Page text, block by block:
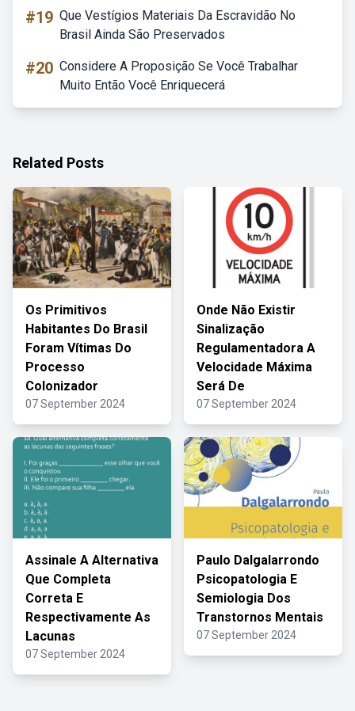
#19 Que Vestígios Materiais Da Escravidão No
Brasil Ainda São Preservados
#20 Considere A Proposição Se Você Trabalhar
Muito Então Você Enriquecerá
Related Posts
Os Primitivos
Habitantes Do Brasil
Foram Vítimas Do
Processo
Colonizador
07 September 2024
Onde Não Existir
Sinalização
Regulamentadora A
Velocidade Máxima
Será De
07 September 2024
Assinale A Alternativa
Que Completa
Correta E
Respectivamente As
Lacunas
07 September 2024
Paulo Dalgalarrondo
Psicopatologia E
Semiologia Dos
Transtornos Mentais
07 September 2024